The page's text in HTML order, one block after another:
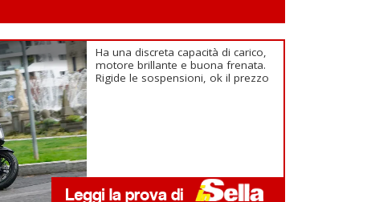
Ha una discreta capacità di carico,
motore brillante e buona frenata.
Rigide le sospensioni, ok il prezzo